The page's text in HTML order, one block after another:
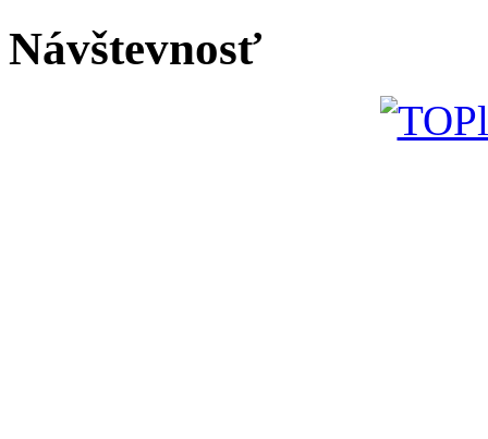
Návštevnosť